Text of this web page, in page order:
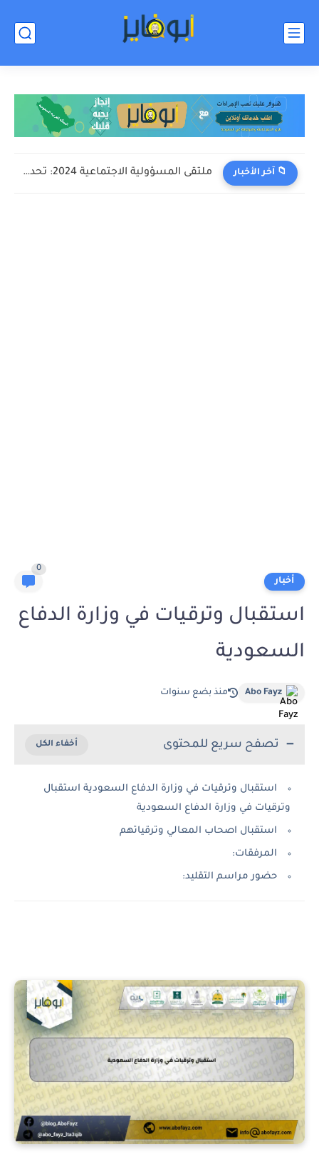
📁 آخر الأخبار ملتقى المسؤولية الاجتماعية 2024: تحديات وفرص
أخبار
0
استقبال وترقيات في وزارة الدفاع
السعودية
Abo Fayz منذ بضع سنوات
تصفح سريع للمحتوى
استقبال وترقيات في وزارة الدفاع السعودية استقبال
وترقيات في وزارة الدفاع السعودية
استقبال اصحاب المعالي وترقياتهم
المرفقات:
حضور مراسم التقليد: